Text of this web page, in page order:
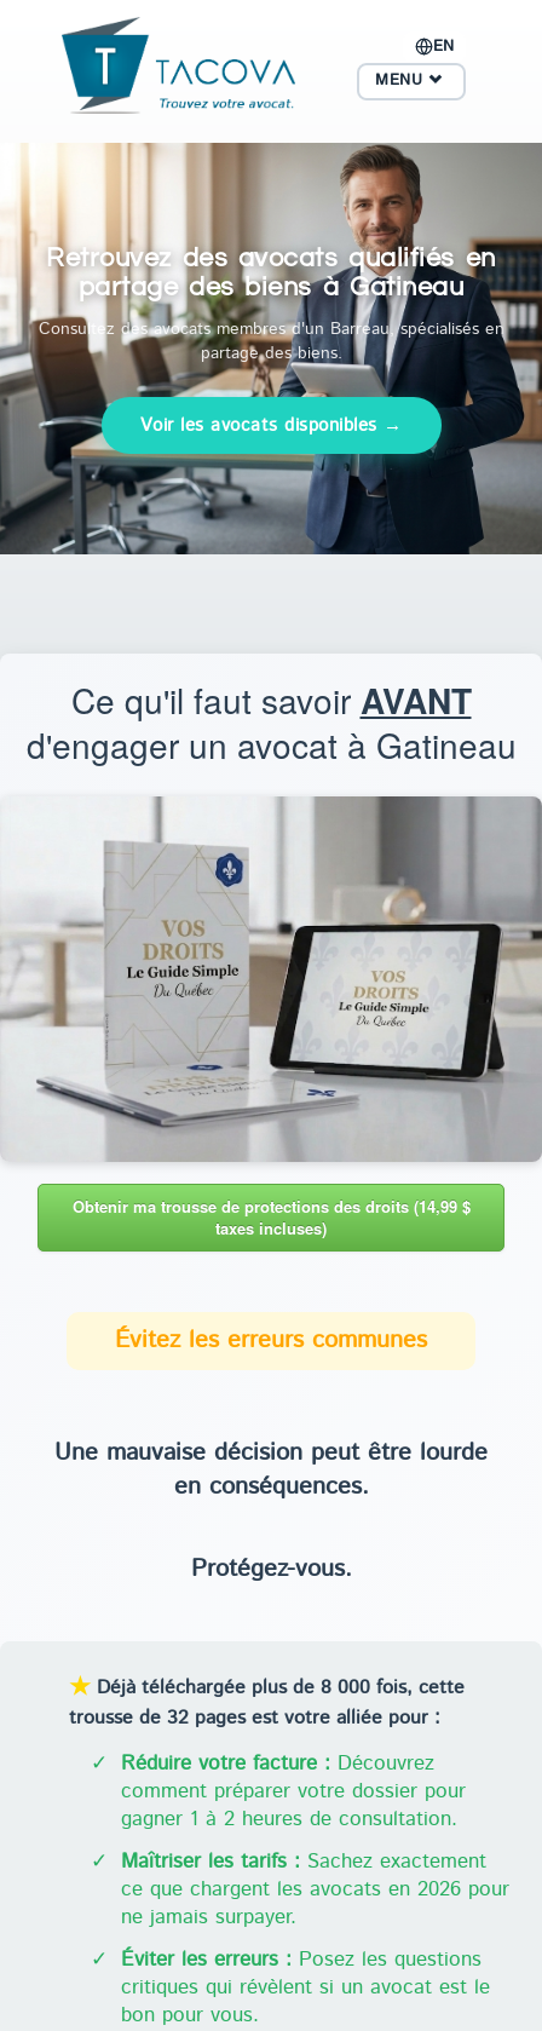
EN
MENU
Retrouvez des avocats qualifiés en
partage des biens à Gatineau
Consultez des avocats membres d'un Barreau, spécialisés en
partage des biens.
Voir les avocats disponibles →
Ce qu'il faut savoir AVANT
d'engager un avocat à Gatineau
Obtenir ma trousse de protections des droits (14,99 $
taxes incluses)
Évitez les erreurs communes
Une mauvaise décision peut être lourde
en conséquences.
Protégez-vous.
★ Déjà téléchargée plus de 8 000 fois, cette
trousse de 32 pages est votre alliée pour :
✓ Réduire votre facture : Découvrez
comment préparer votre dossier pour
gagner 1 à 2 heures de consultation.
✓ Maîtriser les tarifs : Sachez exactement
ce que chargent les avocats en 2026 pour
ne jamais surpayer.
✓ Éviter les erreurs : Posez les questions
critiques qui révèlent si un avocat est le
bon pour vous.